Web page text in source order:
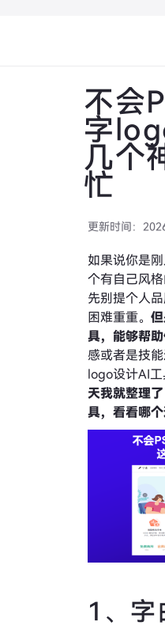
不会
字
几个
忙
更新时间：
如果说你是
个有自己风
先别提个人
困难重重。
具，能够帮
感或者是技
logo设计AI
天我就整理
具，看看哪
1、字